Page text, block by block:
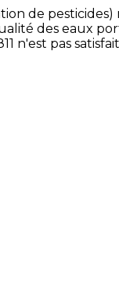
de
des eaux
n'est pas